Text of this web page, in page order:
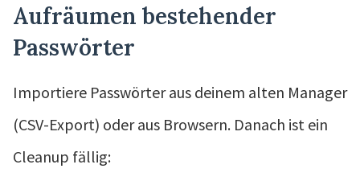
Aufräumen bestehender
Passwörter
Importiere Passwörter aus deinem alten Manager
(CSV-Export) oder aus Browsern. Danach ist ein
Cleanup fällig: